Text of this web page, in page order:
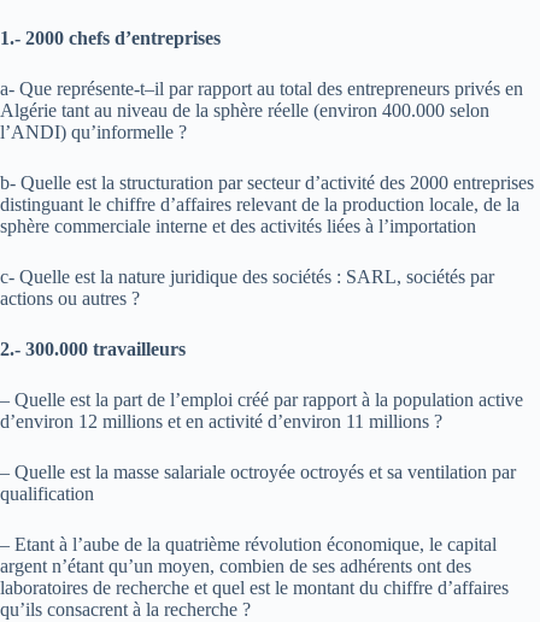
1.- 2000 chefs d’entreprises
a- Que représente-t–il par rapport au total des entrepreneurs privés en
Algérie tant au niveau de la sphère réelle (environ 400.000 selon
l’ANDI) qu’informelle ?
b- Quelle est la structuration par secteur d’activité des 2000 entreprises
distinguant le chiffre d’affaires relevant de la production locale, de la
sphère commerciale interne et des activités liées à l’importation
c- Quelle est la nature juridique des sociétés : SARL, sociétés par
actions ou autres ?
2.- 300.000 travailleurs
– Quelle est la part de l’emploi créé par rapport à la population active
d’environ 12 millions et en activité d’environ 11 millions ?
– Quelle est la masse salariale octroyée octroyés et sa ventilation par
qualification
– Etant à l’aube de la quatrième révolution économique, le capital
argent n’étant qu’un moyen, combien de ses adhérents ont des
laboratoires de recherche et quel est le montant du chiffre d’affaires
qu’ils consacrent à la recherche ?